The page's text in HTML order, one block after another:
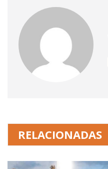
RELACIONADAS